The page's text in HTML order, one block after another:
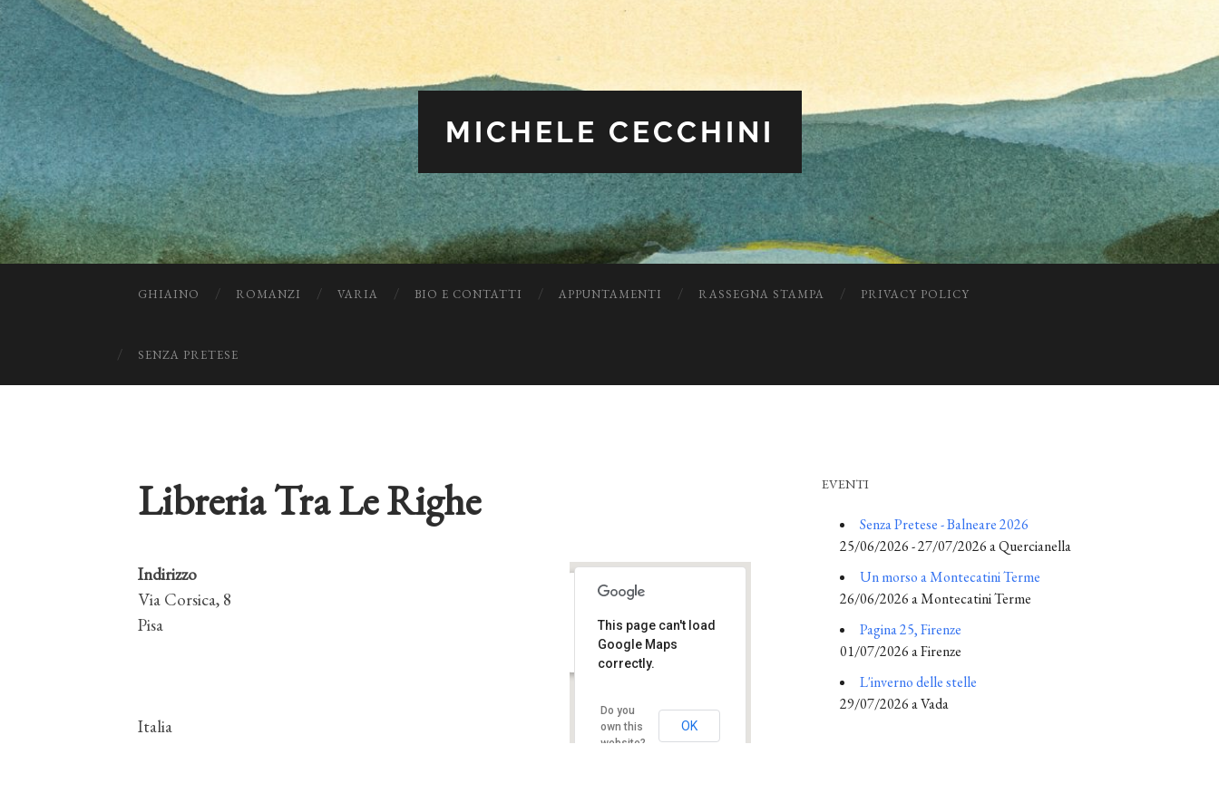
MICHELE CECCHINI
GHIAINO ROMANZI VARIA BIO E CONTATTI APPUNTAMENTI RASSEGNA STAMPA PRIVACY POLICY
SENZA PRETESE
Libreria Tra Le Righe
Libreria Tra Le Righe
Via Corsica, 8 - Pisa
Eventi
This page can't load
Google Maps
correctly.
Do you
own this
website?
OK
Indirizzo
Via Corsica, 8
Pisa
Italia
EVENTI
Senza Pretese - Balneare 2026
25/06/2026 - 27/07/2026 a Quercianella
Un morso a Montecatini Terme
26/06/2026 a Montecatini Terme
Pagina 25, Firenze
01/07/2026 a Firenze
L'inverno delle stelle
29/07/2026 a Vada